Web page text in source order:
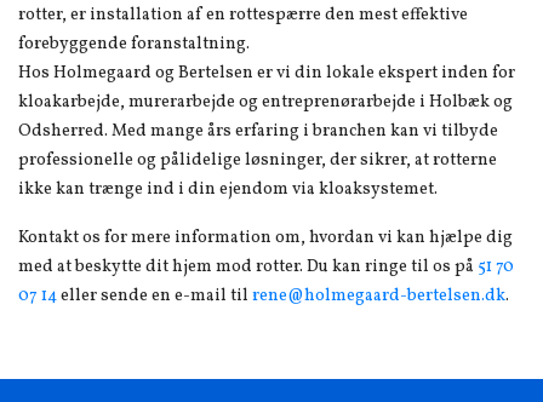
rotter, er installation af en rottespærre den mest effektive
forebyggende foranstaltning.
Hos Holmegaard og Bertelsen er vi din lokale ekspert inden for
kloakarbejde, murerarbejde og entreprenørarbejde i Holbæk og
Odsherred. Med mange års erfaring i branchen kan vi tilbyde
professionelle og pålidelige løsninger, der sikrer, at rotterne
ikke kan trænge ind i din ejendom via kloaksystemet.
Kontakt os for mere information om, hvordan vi kan hjælpe dig
med at beskytte dit hjem mod rotter. Du kan ringe til os på 51 70
07 14eller sende en e-mail til rene@holmegaard-bertelsen.dk.